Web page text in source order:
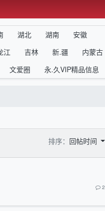
湖北 湖南
安徽
江 吉林 新.疆
内蒙古
文爱圈 永.久VIP精品信息
排序： 回帖时间
2